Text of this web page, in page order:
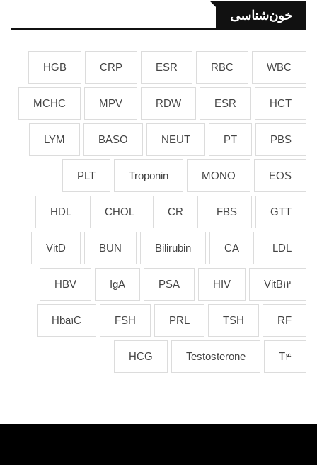
خون‌شناسی
WBC
RBC
ESR
CRP
HGB
HCT
ESR
RDW
MPV
MCHC
PBS
PT
NEUT
BASO
LYM
EOS
MONO
Troponin
PLT
GTT
FBS
CR
CHOL
HDL
LDL
CA
Bilirubin
BUN
VitD
VitB12
HIV
PSA
IgA
HBV
RF
TSH
PRL
FSH
Hba1C
T4
Testosterone
HCG